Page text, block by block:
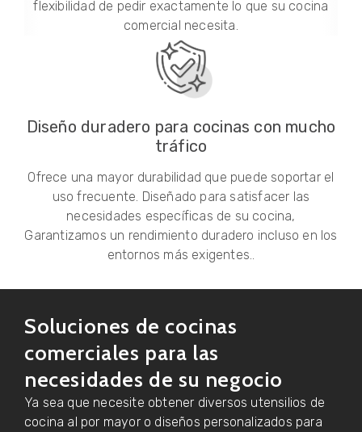
flexibilidad de pedir exactamente lo que su cocina
comercial necesita.
Diseño duradero para cocinas con mucho
tráfico
Ofrece una mayor durabilidad que puede soportar el
uso frecuente. Diseñado para satisfacer las
necesidades específicas de su cocina,
Garantizamos un rendimiento duradero incluso en los
entornos más exigentes..
Soluciones de cocinas
comerciales para las
necesidades de su negocio
Ya sea que necesite obtener diversos utensilios de
cocina al por mayor o diseños personalizados para